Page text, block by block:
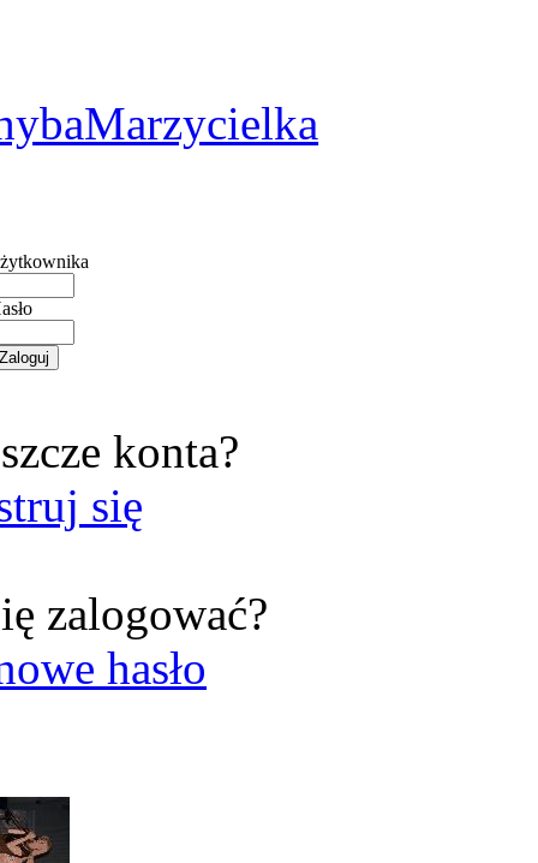
konta?
się
zalogować?
hasło